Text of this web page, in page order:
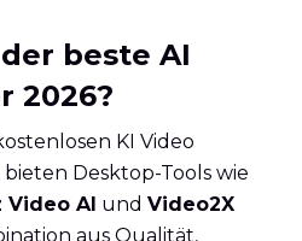
beste AI
2026?
KI Video
Desktop-Tools wie
Video AI und Video2X
aus Qualität,